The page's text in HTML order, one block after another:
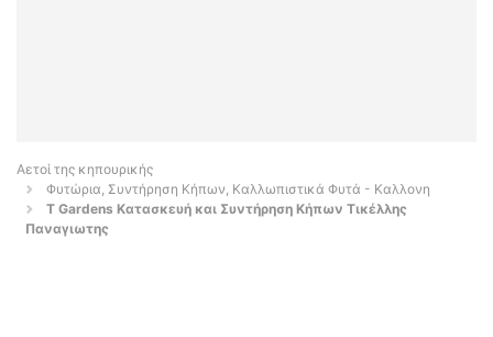
Αετοί της κηπουρικής
Φυτώρια, Συντήρηση Κήπων, Καλλωπιστικά Φυτά - Καλλονη
T Gardens Κατασκευή και Συντήρηση Κήπων Τικέλλης
Παναγιωτης